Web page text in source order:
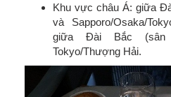
Khu vực châu Á: giữa
và Sapporo/Osaka/
giữa Đài Bắc
Tokyo/Thượng Hải.